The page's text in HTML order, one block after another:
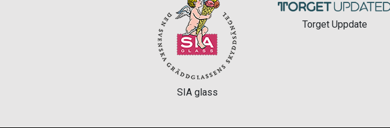
SIA glass
Torget Uppdate